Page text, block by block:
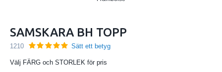
SAMSKARA BH TOPP
1210 Sätt ett betyg
Välj FÄRG och STORLEK för pris